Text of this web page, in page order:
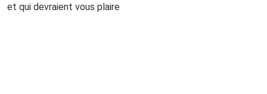
et qui devraient vous plaire